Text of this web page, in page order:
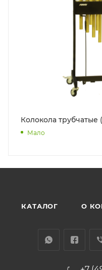
Колокола трубчатые
Мало
КАТАЛОГ О